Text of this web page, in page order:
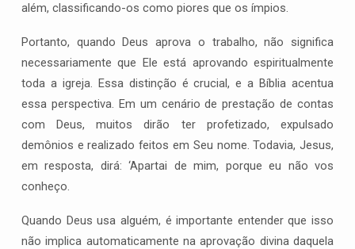
além, classificando-os como piores que os ímpios.
Portanto, quando Deus aprova o trabalho, não significa
necessariamente que Ele está aprovando espiritualmente
toda a igreja. Essa distinção é crucial, e a Bíblia acentua
essa perspectiva. Em um cenário de prestação de contas
com Deus, muitos dirão ter profetizado, expulsado
demônios e realizado feitos em Seu nome. Todavia, Jesus,
em resposta, dirá: ‘Apartai de mim, porque eu não vos
conheço.
Quando Deus usa alguém, é importante entender que isso
não implica automaticamente na aprovação divina daquela